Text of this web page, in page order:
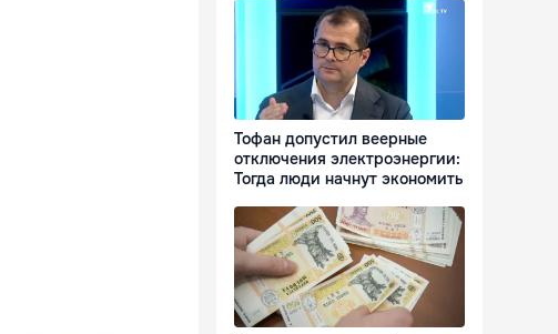
Тофан допустил веерные
отключения электроэнергии:
Тогда люди начнут экономить